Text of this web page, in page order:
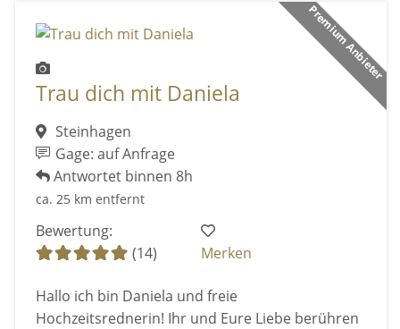
Premium Anbieter
Trau dich mit Daniela
Steinhagen
Gage: auf Anfrage
Antwortet binnen 8h
ca. 25 km entfernt
Bewertung:
(14)
Merken
Hallo ich bin Daniela und freie
Hochzeitsrednerin! Ihr und Eure Liebe berühren